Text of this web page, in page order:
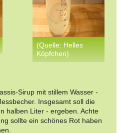
(Quelle: Helles
Köpfchen)
Sirup mit stillem Wasser -
Insgesamt soll die
halben Liter - ergeben. Achte
sollte ein schönes Rot haben